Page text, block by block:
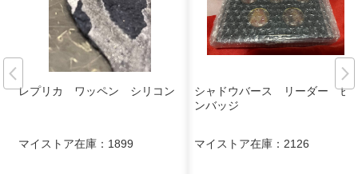
レプリカ ワッペン シリコン
マイストア在庫： 1899
シャドウバース リーダー ピ
ンバッジ
マイストア在庫： 2126